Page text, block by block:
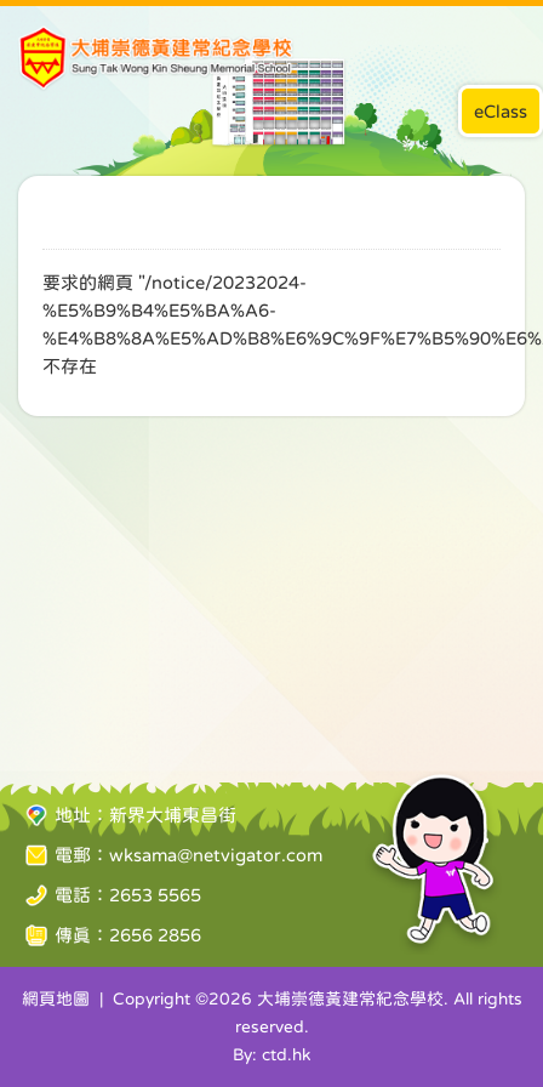
eClass
要求的網頁 "/notice/20232024-
%E5%B9%B4%E5%BA%A6-
不存在
地址：新界大埔東昌街
電郵： wksama@netvigator.com
電話：2653 5565
傳真：2656 2856
網頁地圖 | Copyright ©2026 大埔崇德黃建常紀念學校. All rights
reserved.
By: ctd.hk